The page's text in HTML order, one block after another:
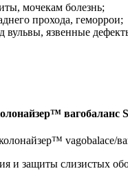
мочекам болезнь;
прохода, геморрои;
вульвы, язвенные
вагобаланс
vagobalace/
и защиты слизистых